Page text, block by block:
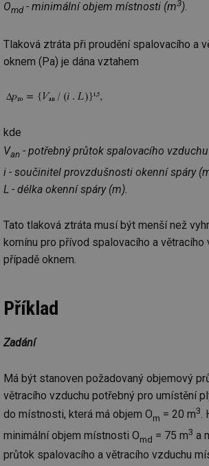
Omd- minimální objem místnosti (m3).
Tlaková ztráta při proudění spalovacího a
oknem (Pa) je dána vztahem
kde
Van - potřebný průtok spalovacího
i - součinitel provzdušnosti okenní spáry
L - délka okenní spáry (m).
Tato tlaková ztráta musí být menší než
komínu pro přívod spalovacího a větracího
případě oknem.
Příklad
Zadání
Má být stanoven požadovaný objemový
větracího vzduchu potřebný pro umístění
do místnosti, která má objem Om = 20 m3.
minimální objem místnosti Omd = 75 m3 a
průtok spalovacího a větracího vzduchu